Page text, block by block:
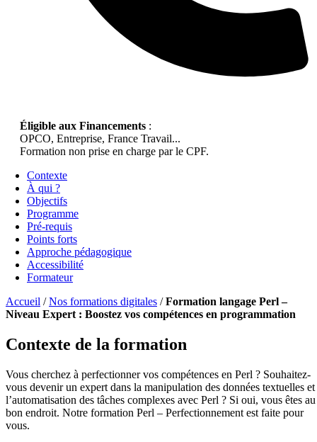
Éligible aux Financements :
OPCO, Entreprise, France Travail...
Formation non prise en charge par le CPF.
Contexte
À qui ?
Objectifs
Programme
Pré-requis
Points forts
Approche pédagogique
Accessibilité
Formateur
Accueil /Nos formations digitales /Formation langage Perl –
Niveau Expert : Boostez vos compétences en programmation
Contexte de la formation
Vous cherchez à perfectionner vos compétences en Perl ? Souhaitez-
vous devenir un expert dans la manipulation des données textuelles et
l’automatisation des tâches complexes avec Perl ? Si oui, vous êtes au
bon endroit. Notre formation Perl – Perfectionnement est faite pour
vous.